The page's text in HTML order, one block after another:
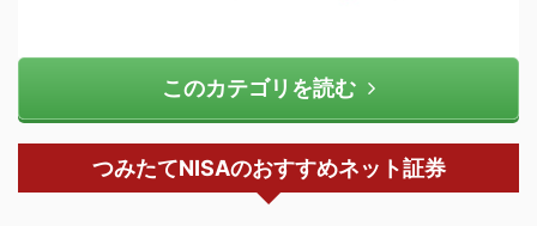
このカテゴリを読む
つみたてNISAのおすすめネット証券